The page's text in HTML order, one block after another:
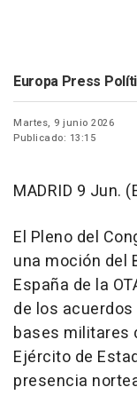
Europa Press
Martes, 9 junio 2026
Publicado: 13:15
MADRID 9 Jun.
El Pleno del
una moción del
España de la
de los
bases militares
Ejército de
presencia